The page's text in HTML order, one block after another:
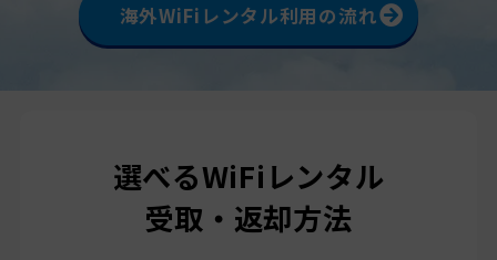
海外WiFiレンタル利用の流れ
選べるWiFiレンタル
受取・返却方法